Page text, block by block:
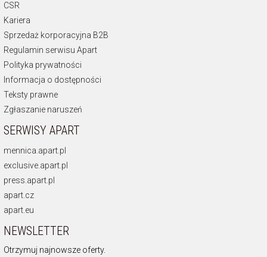
CSR
Kariera
Sprzedaż korporacyjna B2B
Regulamin serwisu Apart
Polityka prywatności
Informacja o dostępności
Teksty prawne
Zgłaszanie naruszeń
SERWISY APART
mennica.apart.pl
exclusive.apart.pl
press.apart.pl
apart.cz
apart.eu
NEWSLETTER
Otrzymuj najnowsze oferty.